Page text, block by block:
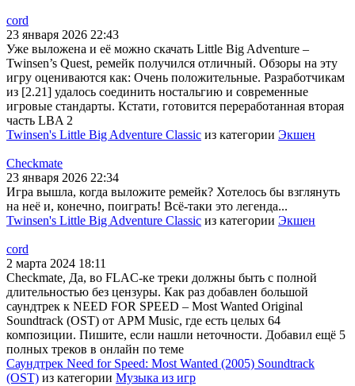
cord
23 января 2026 22:43
Уже выложена и её можно скачать Little Big Adventure –
Twinsen’s Quest, ремейк получился отличный. Обзоры на эту
игру оцениваются как: Очень положительные. Разработчикам
из [2.21] удалось соединить ностальгию и современные
игровые стандарты. Кстати, готовится переработанная вторая
часть LBA 2
Twinsen's Little Big Adventure Classic из категории Экшен
Checkmate
23 января 2026 22:34
Игра вышла, когда выложите ремейк? Хотелось бы взглянуть
на неё и, конечно, поиграть! Всё-таки это легенда...
Twinsen's Little Big Adventure Classic из категории Экшен
cord
2 марта 2024 18:11
Checkmate, Да, во FLAC-ке треки должны быть с полной
длительностью без цензуры. Как раз добавлен большой
саундтрек к NEED FOR SPEED – Most Wanted Original
Soundtrack (OST) от APM Music, где есть целых 64
композиции. Пишите, если нашли неточности. Добавил ещё 5
полных треков в онлайн по теме
Саундтрек Need for Speed: Most Wanted (2005) Soundtrack
(OST) из категории Музыка из игр